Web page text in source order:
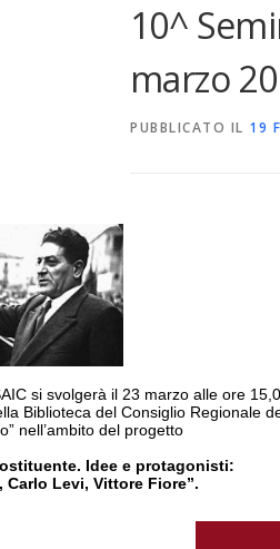
10^
marzo
PUBBLICATO IL 19
si svolgerà il 23 marzo alle ore
Biblioteca del Consiglio Regionale
nell’ambito del progetto
Idee e protagonisti:
Levi, Vittore Fiore”.